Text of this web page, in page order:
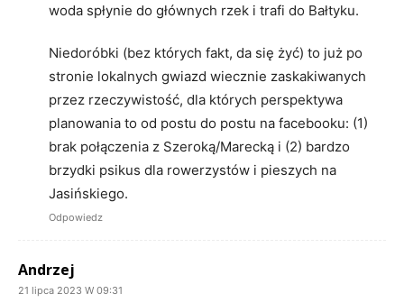
woda spłynie do głównych rzek i trafi do Bałtyku.
Niedoróbki (bez których fakt, da się żyć) to już po
stronie lokalnych gwiazd wiecznie zaskakiwanych
przez rzeczywistość, dla których perspektywa
planowania to od postu do postu na facebooku: (1)
brak połączenia z Szeroką/Marecką i (2) bardzo
brzydki psikus dla rowerzystów i pieszych na
Jasińskiego.
Odpowiedz
Andrzej
21 lipca 2023 W 09:31